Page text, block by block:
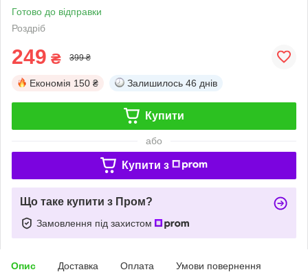
Готово до відправки
Роздріб
249 ₴ 399 ₴
Економія 150 ₴ Залишилось 46 днів
Купити
або
Купити з
Що таке купити з Пром?
Замовлення під захистом
Опис Доставка Оплата Умови повернення